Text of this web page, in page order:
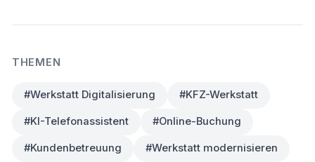
THEMEN
#Werkstatt Digitalisierung #KFZ-Werkstatt
#KI-Telefonassistent #Online-Buchung
#Kundenbetreuung #Werkstatt modernisieren